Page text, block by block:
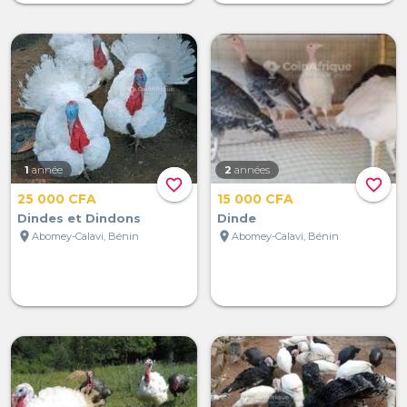
favorite_border
1 année
25 000 CFA
Dindes et Dindons
location_on Abomey-Calavi, Bénin
favorite_border
2 années
15 000 CFA
Dinde
location_on Abomey-Calavi, Bénin